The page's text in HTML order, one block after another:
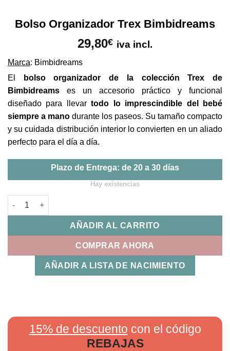
Bolso Organizador Trex Bimbidreams
29,80€ iva incl.
Marca: Bimbidreams
El
bolso organizador de la colección Trex de
Bimbidreams es un accesorio práctico y funcional
diseñado para llevartodo lo imprescindible del bebé
siempre a mano durante los paseos. Su tamaño compacto
y su cuidada distribución interior lo convierten en un aliado
perfecto para el día a día.
Plazo de Entrega: de 20 a 30 días
Hay existencias
Bolso Organizador Trex Bimbidreams cantidad
AÑADIR AL CARRITO
COMPRAR AHORA
AÑADIR A LISTA DE NACIMIENTO
15% de descuento con el código
REBAJAS